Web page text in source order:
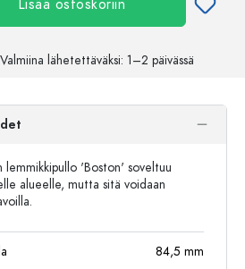
Lisää ostoskoriin
Valmiina lähetettäväksi: 1–2 päivässä
lemmikkipullo 'Boston' soveltuu
alueelle, mutta sitä voidaan
84,5 mm